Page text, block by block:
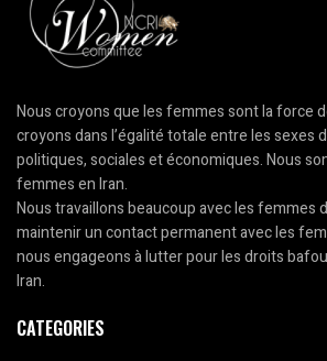
Nous croyons que les femmes sont la force
croyons dans l’égalité totale entre les sexes
politiques, sociales et économiques. Nous
femmes en Iran.
Nous travaillons beaucoup avec les femmes
maintenir un contact permanent avec les
nous engageons à lutter pour les droits
Iran.
CATEGORIES